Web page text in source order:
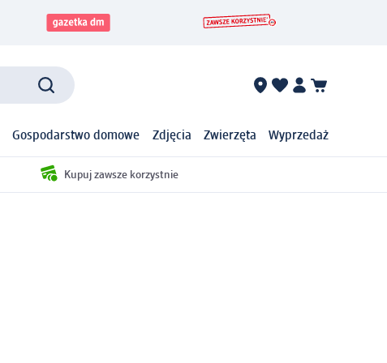
Gospodarstwo domowe Zdjęcia Zwierzęta Wyprzedaż
Kupuj zawsze korzystnie